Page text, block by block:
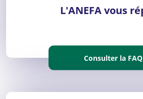
L'ANEFA vous
Consulter la FAQ